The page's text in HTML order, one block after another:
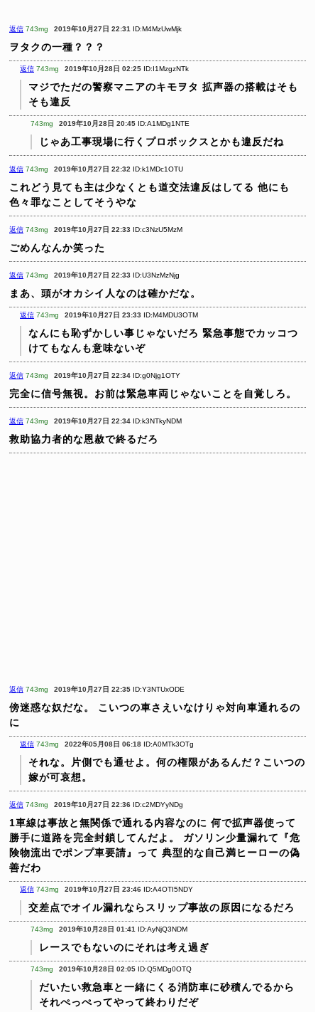
返信 743mg 2019年10月27日 22:31 ID:M4MzUwMjk
ヲタクの一種？？？
返信 743mg 2019年10月28日 02:25 ID:I1MzgzNTk
マジでただの警察マニアのキモヲタ 拡声器の搭載はそも
そも違反
743mg 2019年10月28日 20:45 ID:A1MDg1NTE
じゃあ工事現場に行くプロボックスとかも違反だね
返信 743mg 2019年10月27日 22:32 ID:k1MDc1OTU
これどう見ても主は少なくとも道交法違反はしてる 他にも
色々罪なことしてそうやな
返信 743mg 2019年10月27日 22:33 ID:c3NzU5MzM
ごめんなんか笑った
返信 743mg 2019年10月27日 22:33 ID:U3NzMzNjg
まあ、頭がオカシイ人なのは確かだな。
返信 743mg 2019年10月27日 23:33 ID:M4MDU3OTM
なんにも恥ずかしい事じゃないだろ 緊急事態でカッコつ
けてもなんも意味ないぞ
返信 743mg 2019年10月27日 22:34 ID:g0Njg1OTY
完全に信号無視。お前は緊急車両じゃないことを自覚しろ。
返信 743mg 2019年10月27日 22:34 ID:k3NTkyNDM
救助協力者的な恩赦で終るだろ
返信 743mg 2019年10月27日 22:35 ID:Y3NTUxODE
傍迷惑な奴だな。
こいつの車さえいなけりゃ対向車通れるの
に
返信 743mg 2022年05月08日 06:18 ID:A0MTk3OTg
それな。片側でも通せよ。何の権限があるんだ？こいつの
嫁が可哀想。
返信 743mg 2019年10月27日 22:36 ID:c2MDYyNDg
1車線は事故と無関係で通れる内容なのに 何で拡声器使って
勝手に道路を完全封鎖してんだよ。
ガソリン少量漏れて『危
険物流出でポンプ車要請』って 典型的な自己満ヒーローの偽
善だわ
返信 743mg 2019年10月27日 23:46 ID:A4OTI5NDY
交差点でオイル漏れならスリップ事故の原因になるだろ
743mg 2019年10月28日 01:41 ID:AyNjQ3NDM
レースでもないのにそれは考え過ぎ
743mg 2019年10月28日 02:05 ID:Q5MDg0OTQ
だいたい救急車と一緒にくる消防車に砂積んでるから
それぺっぺってやって終わりだぞ